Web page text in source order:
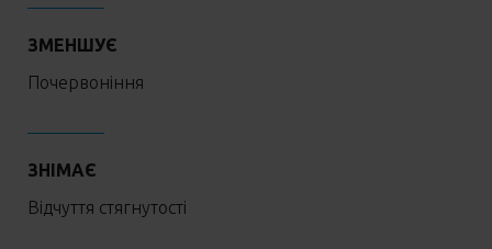
ЗМЕНШУЄ
Почервоніння
ЗНІМАЄ
Відчуття стягнутості